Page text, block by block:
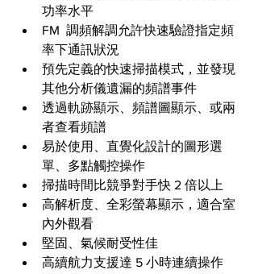
功率水平
FM  調頻解調允許快速驗證指定頻
率下通訊狀況
預先定義的快速掃描模式，並發現
其他分析儀遺漏的頻譜事件
透過軌跡顯示、頻譜圖顯示、或兩
者查看頻譜
易於使用、直覺化設計的圖形選
單、多點觸控操作
掃描時間比競爭對手快 2 倍以上
高解析度、全彩螢幕顯示，適合室
內外觀看
堅固、氣候耐受性佳
高續航力支援達 5 小時連續操作